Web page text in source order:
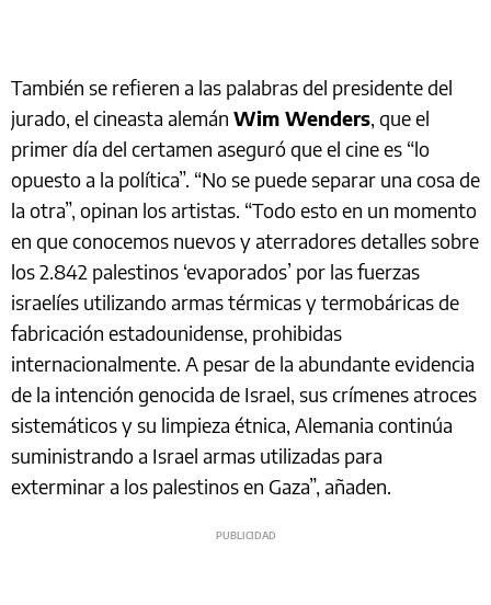
También se refieren a las palabras del presidente del
jurado, el cineasta alemán Wim Wenders, que el
primer día del certamen aseguró que el cine es “lo
opuesto a la política”. “No se puede separar una cosa de
la otra”, opinan los artistas. “Todo esto en un momento
en que conocemos nuevos y aterradores detalles sobre
los 2.842 palestinos ‘evaporados’ por las fuerzas
israelíes utilizando armas térmicas y termobáricas de
fabricación estadounidense, prohibidas
internacionalmente. A pesar de la abundante evidencia
de la intención genocida de Israel, sus crímenes atroces
sistemáticos y su limpieza étnica, Alemania continúa
suministrando a Israel armas utilizadas para
exterminar a los palestinos en Gaza”, añaden.